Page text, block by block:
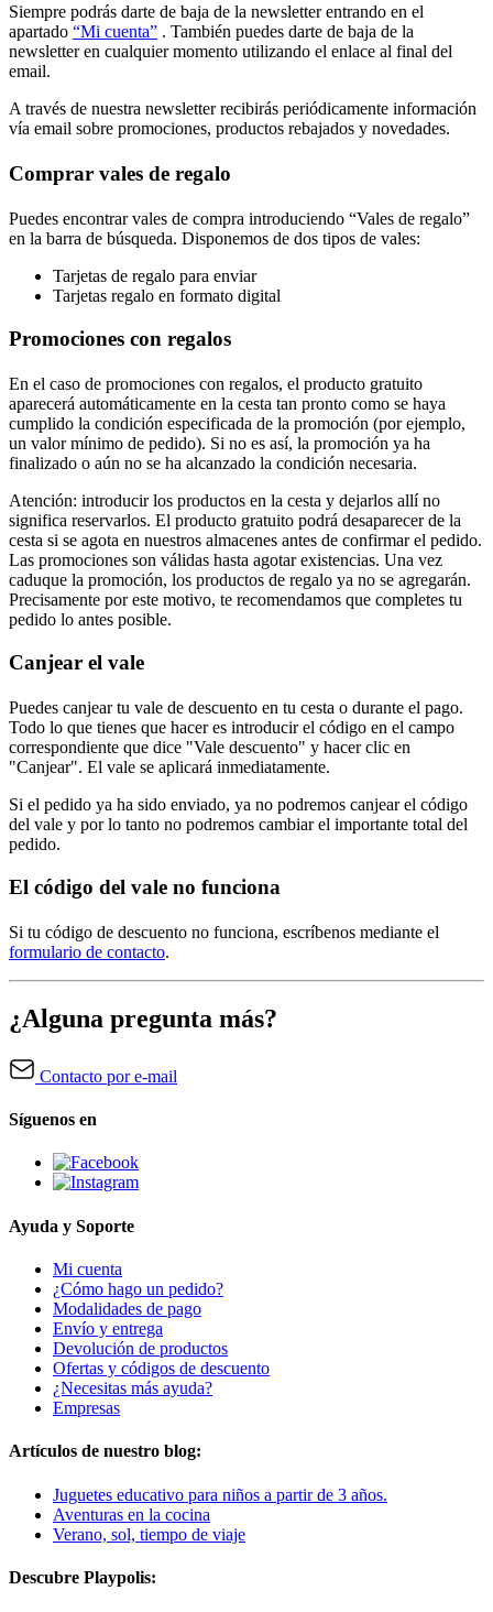
Siempre podrás darte de baja de la newsletter entrando en el
apartado “Mi cuenta” . También puedes darte de baja de la
newsletter en cualquier momento utilizando el enlace al final del
email.
A través de nuestra newsletter recibirás periódicamente información
vía email sobre promociones, productos rebajados y novedades.
Comprar vales de regalo
Puedes encontrar vales de compra introduciendo “Vales de regalo”
en la barra de búsqueda. Disponemos de dos tipos de vales:
Tarjetas de regalo para enviar
Tarjetas regalo en formato digital
Promociones con regalos
En el caso de promociones con regalos, el producto gratuito
aparecerá automáticamente en la cesta tan pronto como se haya
cumplido la condición especificada de la promoción (por ejemplo,
un valor mínimo de pedido). Si no es así, la promoción ya ha
finalizado o aún no se ha alcanzado la condición necesaria.
Atención: introducir los productos en la cesta y dejarlos allí no
significa reservarlos. El producto gratuito podrá desaparecer de la
cesta si se agota en nuestros almacenes antes de confirmar el pedido.
Las promociones son válidas hasta agotar existencias. Una vez
caduque la promoción, los productos de regalo ya no se agregarán.
Precisamente por este motivo, te recomendamos que completes tu
pedido lo antes posible.
Canjear el vale
Puedes canjear tu vale de descuento en tu cesta o durante el pago.
Todo lo que tienes que hacer es introducir el código en el campo
correspondiente que dice "Vale descuento" y hacer clic en
"Canjear". El vale se aplicará inmediatamente.
Si el pedido ya ha sido enviado, ya no podremos canjear el código
del vale y por lo tanto no podremos cambiar el importante total del
pedido.
El código del vale no funciona
Si tu código de descuento no funciona, escríbenos mediante el
formulario de contacto.
¿Alguna pregunta más?
Contacto por e-mail
Síguenos en
Ayuda y Soporte
Mi cuenta
¿Cómo hago un pedido?
Modalidades de pago
Envío y entrega
Devolución de productos
Ofertas y códigos de descuento
¿Necesitas más ayuda?
Empresas
Artículos de nuestro blog:
Juguetes educativo para niños a partir de 3 años.
Aventuras en la cocina
Verano, sol, tiempo de viaje
Descubre Playpolis: